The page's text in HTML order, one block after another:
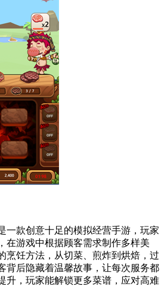
一款创意十足的模拟经营手游，玩家
在游戏中根据顾客需求制作多样美
烹饪方法，从切菜、煎炸到烘焙，过
背后隐藏着温馨故事，让每次服务都
升，玩家能解锁更多菜谱，应对高难